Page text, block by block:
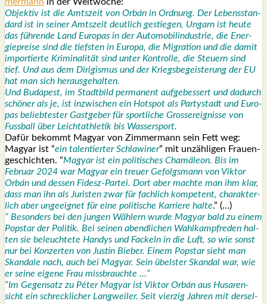
Objek­tiv ist die Amts­zeit von Orbán in Ord­nung. Der Lebens­stan­
dard ist in sei­ner Amts­zeit deut­lich gestie­gen, Ungarn ist heu­te
das füh­ren­de Land Euro­pas in der Auto­mo­bil­in­dus­trie, die Ener­
gie­prei­se sind die tiefs­ten in Euro­pa, die Migra­ti­on und die damit
impor­tier­te Kri­mi­na­li­tät sind unter Kon­trol­le, die Steu­ern sind
tief. Und aus dem Diri­gis­mus und der Kriegs­be­geis­te­rung der EU
hat man sich her­aus­ge­hal­ten.
Und Buda­pest, im Stadt­bild per­ma­nent auf­ge­bes­sert und dadurch
schö­ner als je, ist inzwi­schen ein Hot­spot als Par­ty­stadt und Euro­
pas belieb­tes­ter Gast­ge­ber für sport­li­che Gross­ereig­nis­se von
Fuss­ball über Leicht­ath­le­tik bis Was­ser­sport.
Dafür bekommt Magyar von Zim­mer­mann sein Fett weg:
Magyar ist “ein talen­tier­ter Schla­wi­ner” mit unzäh­li­gen Frau­en­
ge­schich­ten. “Magyar ist ein poli­ti­sches Cha­mä­le­on. Bis im
Febru­ar 2024 war Magyar ein treu­er Gefolgs­mann von Vik­tor
Orbán und des­sen Fidesz-Par­tei. Dort aber mach­te man ihm klar,
dass man ihn als Juris­ten zwar für fach­lich kom­pe­tent, cha­rak­ter­
lich aber unge­eig­net für eine poli­ti­sche Kar­rie­re hal­te.” (…)
” Beson­ders bei den jun­gen Wäh­lern wur­de Magyar bald zu einem
Pop­star der Poli­tik. Bei sei­nen abend­li­chen Wahl­kampf­re­den hal­
ten sie beleuch­te­te Han­dys und Fackeln in die Luft, so wie sonst
nur bei Kon­zer­ten von Jus­tin Bie­ber. Einem Pop­star sieht man
Skan­da­le nach, auch bei Magyar. Sein übels­ter Skan­dal war, wie
er sei­ne eige­ne Frau miss­brauch­te …”
“Im Gegen­satz zu Péter Magyar ist Vik­tor Orbán aus Husa­ren­
sicht ein schreck­li­cher Lang­wei­ler. Seit vier­zig Jah­ren mit der­sel­